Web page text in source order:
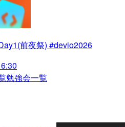
前夜祭) #devio2026
勉強会一覧